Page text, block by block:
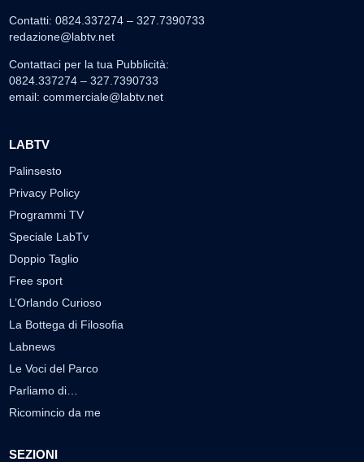
Contatti: 0824.337274 – 327.7390733
redazione@labtv.net
Contattaci per la tua Pubblicità:
0824.337274 – 327.7390733
email: commerciale@labtv.net
LABTV
Palinsesto
Privacy Policy
Programmi TV
Speciale LabTv
Doppio Taglio
Free sport
L’Orlando Curioso
La Bottega di Filosofia
Labnews
Le Voci del Parco
Parliamo di…
Ricomincio da me
SEZIONI